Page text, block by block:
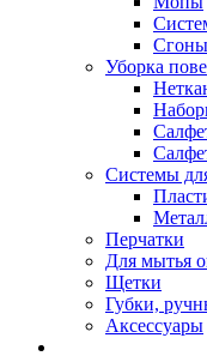
Сгоны
Уборка
Системы
Перчатки
Для мытья
Щетки
Губки,
Аксессуары